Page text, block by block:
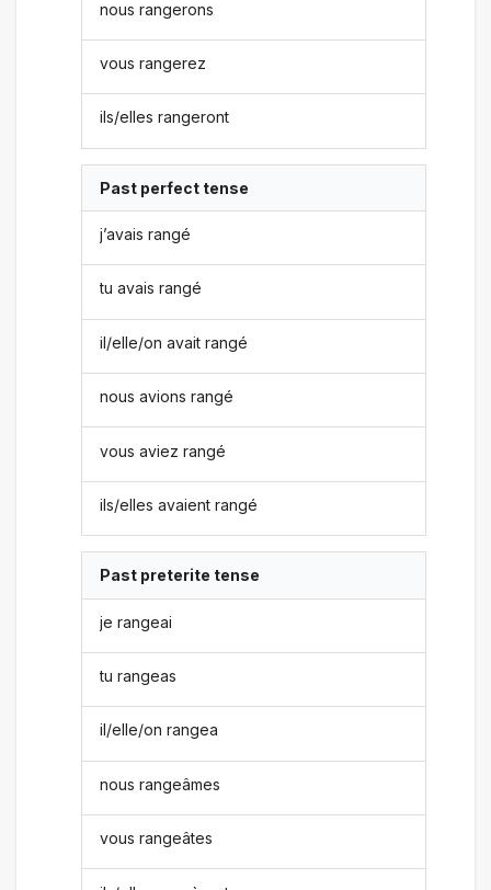
nous rangerons
vous rangerez
ils/elles rangeront
Past perfect tense
j’avais rangé
tu avais rangé
il/elle/on avait rangé
nous avions rangé
vous aviez rangé
ils/elles avaient rangé
Past preterite tense
je rangeai
tu rangeas
il/elle/on rangea
nous rangeâmes
vous rangeâtes